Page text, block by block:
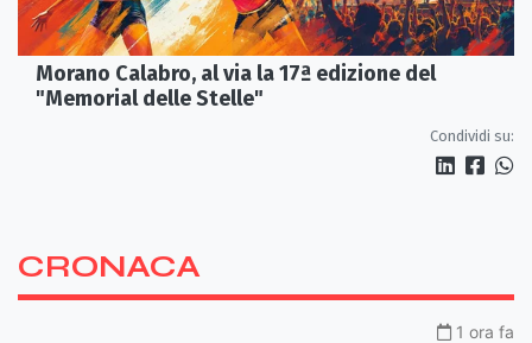
Morano Calabro, al via la 17ª edizione del
"Memorial delle Stelle"
Condividi su:
CRONACA
1 ora fa